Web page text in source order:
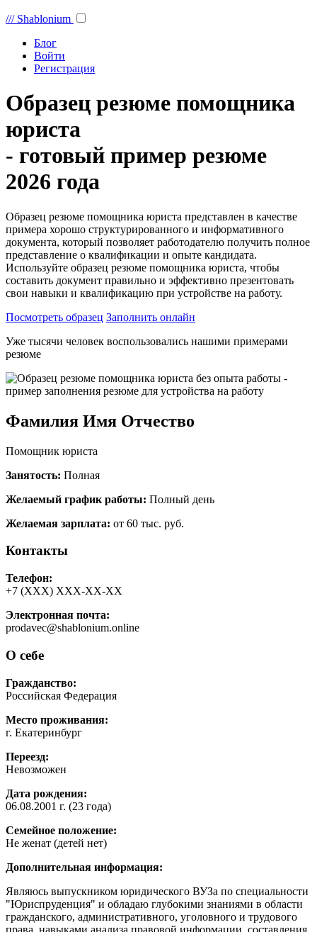
/// Shablonium
Блог
Войти
Регистрация
Образец резюме помощника
юриста
- готовый пример резюме
2026 года
Образец резюме помощника юриста представлен в качестве
примера хорошо структурированного и информативного
документа, который позволяет работодателю получить полное
представление о квалификации и опыте кандидата.
Используйте образец резюме помощника юриста, чтобы
составить документ правильно и эффективно презентовать
свои навыки и квалификацию при устройстве на работу.
Посмотреть образец Заполнить онлайн
Уже тысячи человек воспользовались нашими примерами
резюме
Фамилия Имя Отчество
Помощник юриста
Занятость: Полная
Желаемый график работы: Полный день
Желаемая зарплата: от 60 тыс. руб.
Контакты
Телефон:
+7 (ХХХ) ХХХ-ХХ-ХХ
Электронная почта:
prodavec@shablonium.online
О себе
Гражданство:
Российская Федерация
Место проживания:
г. Екатеринбург
Переезд:
Невозможен
Дата рождения:
06.08.2001 г. (23 года)
Семейное положение:
Не женат (детей нет)
Дополнительная информация:
Являюсь выпускником юридического ВУЗа по специальности
"Юриспруденция" и обладаю глубокими знаниями в области
гражданского, административного, уголовного и трудового
права, навыками анализа правовой информации, составления